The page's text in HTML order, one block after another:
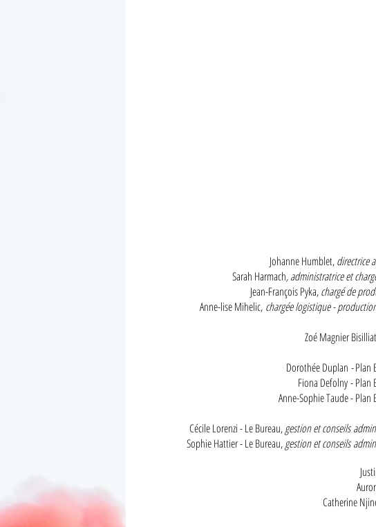
Johanne Humblet,directrice
Sarah Harmach, administratrice et
Jean-François Pyka,chargé de
Anne-lise Mihelic, chargée logistique -
Zoé Magnier
Dorothée Duplan -Plan
Fiona Defolny- Plan
Anne-Sophie Taude - Plan
Cécile Lorenzi - Le Bureau,gestion et conseils
Sophie Hattier - Le Bureau,gestion et conseils
Catherine